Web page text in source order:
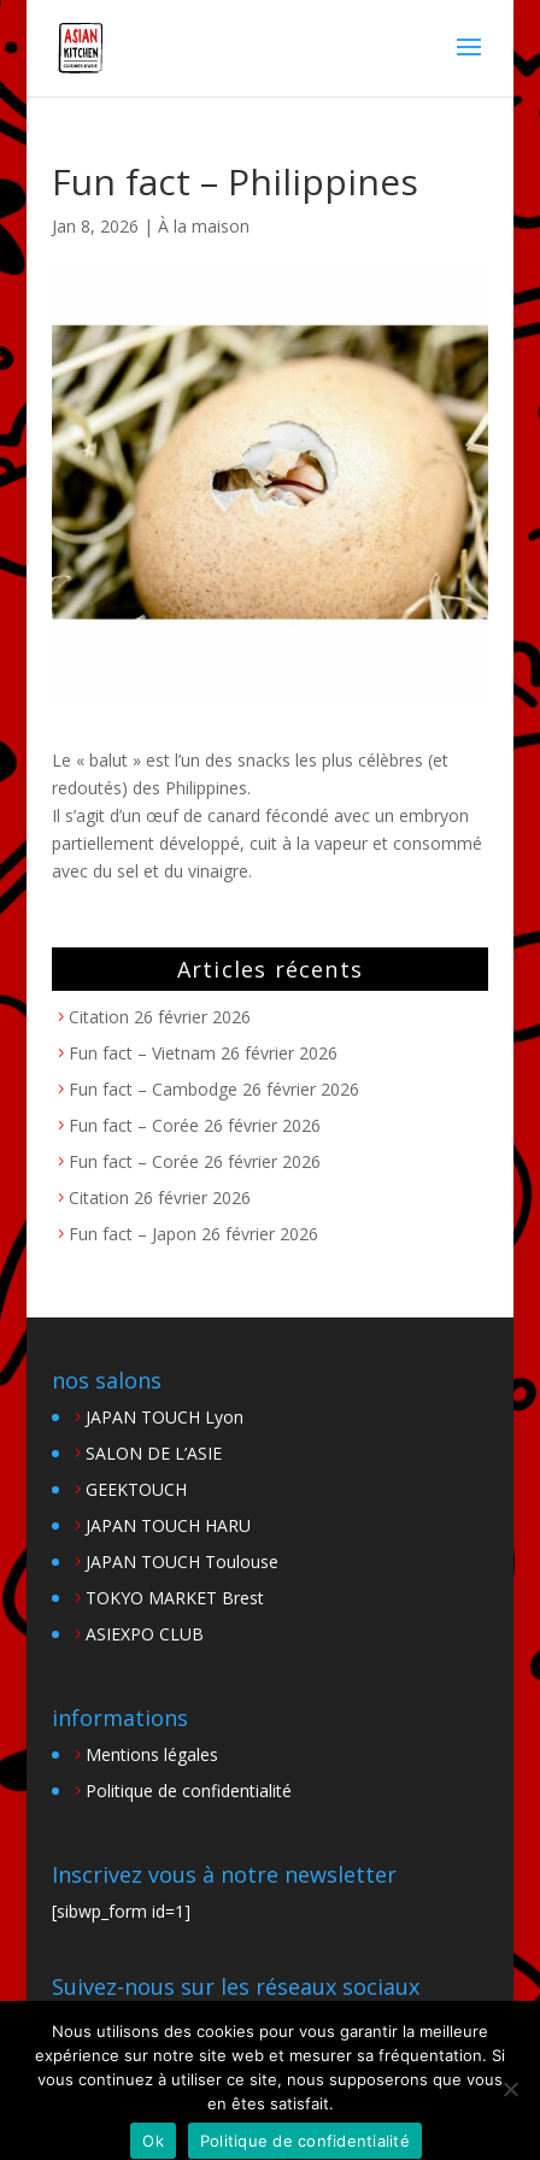
Fun fact – Philippines
Jan 8, 2026 | À la maison
Le « balut » est l’un des snacks les plus célèbres (et
redoutés) des Philippines.
Il s’agit d’un œuf de canard fécondé avec un embryon
partiellement développé, cuit à la vapeur et consommé
avec du sel et du vinaigre.
Articles récents
Citation 26 février 2026
Fun fact – Vietnam 26 février 2026
Fun fact – Cambodge 26 février 2026
Fun fact – Corée 26 février 2026
Fun fact – Corée 26 février 2026
Citation 26 février 2026
Fun fact – Japon 26 février 2026
nos salons
JAPAN TOUCH Lyon
SALON DE L’ASIE
GEEKTOUCH
JAPAN TOUCH HARU
JAPAN TOUCH Toulouse
TOKYO MARKET Brest
ASIEXPO CLUB
informations
Mentions légales
Politique de confidentialité
Inscrivez vous à notre newsletter
[sibwp_form id=1]
Suivez-nous sur les réseaux sociaux
Site par SIOO Studio
Nous utilisons des cookies pour vous garantir la meilleure
expérience sur notre site web et mesurer sa fréquentation. Si
vous continuez à utiliser ce site, nous supposerons que vous
en êtes satisfait.
Ok
Politique de confidentialité